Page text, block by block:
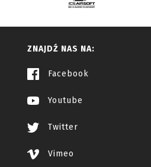
ZNAJDŹ NAS NA:
Facebook
Youtube
Twitter
Vimeo